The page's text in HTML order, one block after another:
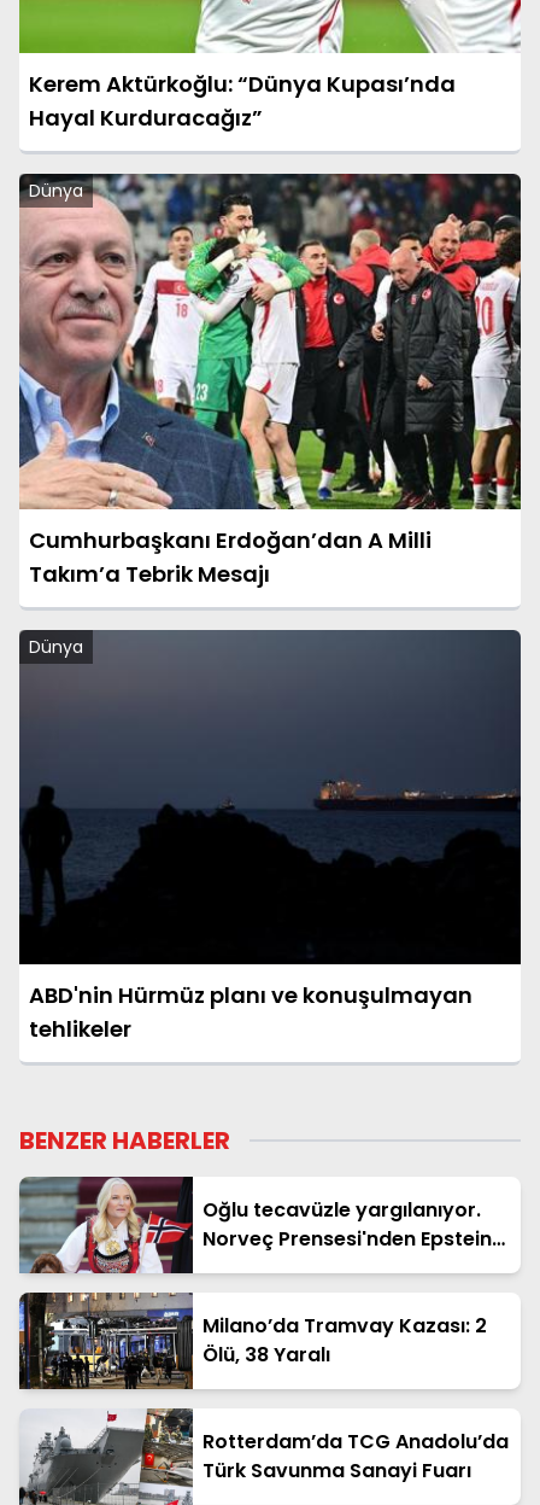
Kerem Aktürkoğlu: “Dünya Kupası’nda
Hayal Kurduracağız”
Dünya
Cumhurbaşkanı Erdoğan’dan A Milli
Takım’a Tebrik Mesajı
Dünya
ABD'nin Hürmüz planı ve konuşulmayan
tehlikeler
BENZER HABERLER
Oğlu tecavüzle yargılanıyor.
Norveç Prensesi'nden Epstein
itirafı
Milano’da Tramvay Kazası: 2
Ölü, 38 Yaralı
Rotterdam’da TCG Anadolu’da
Türk Savunma Sanayi Fuarı